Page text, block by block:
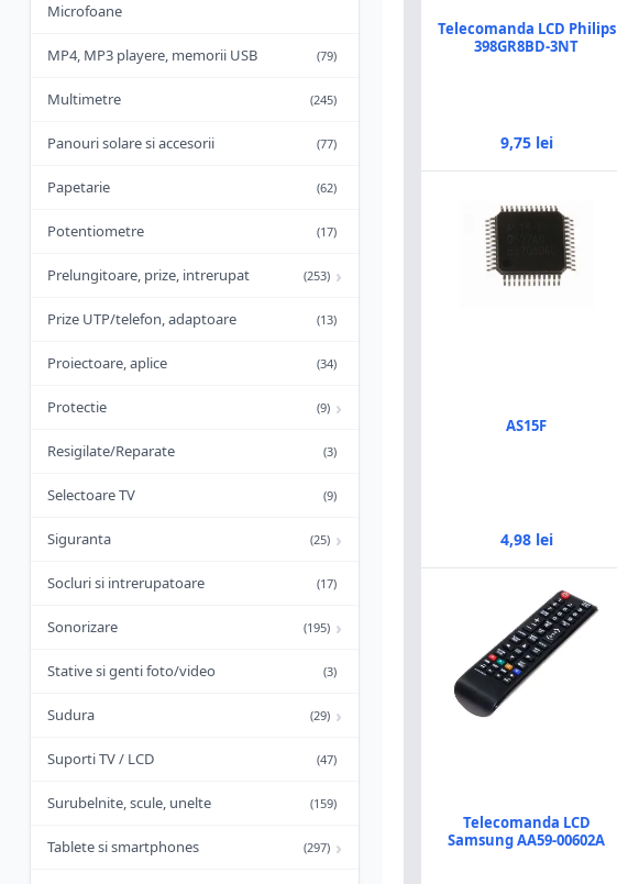
Microfoane
MP4, MP3 playere, memorii USB (79)
Multimetre (245)
Panouri solare si accesorii (77)
Papetarie (62)
Potentiometre (17)
Prelungitoare, prize, intrerupat (253) ›
Prize UTP/telefon, adaptoare (13)
Proiectoare, aplice (34)
Protectie (9) ›
Resigilate/Reparate (3)
Selectoare TV (9)
Siguranta (25) ›
Socluri si intrerupatoare (17)
Sonorizare (195) ›
Stative si genti foto/video (3)
Sudura (29) ›
Suporti TV / LCD (47)
Surubelnite, scule, unelte (159)
Tablete si smartphones (297) ›
Telecomanda LCD Philips
398GR8BD-3NT
9,75 lei
AS15F
4,98 lei
Telecomanda LCD
Samsung AA59-00602A